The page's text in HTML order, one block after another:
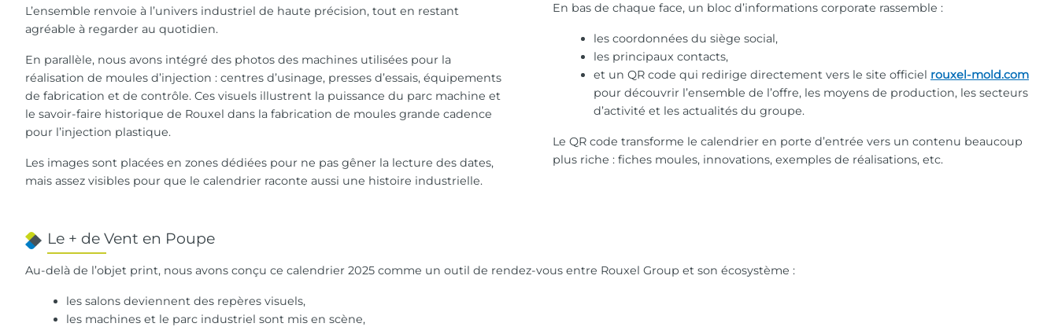
L’ensemble renvoie à l’univers industriel de haute précision, tout en restant
agréable à regarder au quotidien.
En parallèle, nous avons intégré des photos des machines utilisées pour la
réalisation de moules d’injection : centres d’usinage, presses d’essais, équipements
de fabrication et de contrôle. Ces visuels illustrent la puissance du parc machine et
le savoir-faire historique de Rouxel dans la fabrication de moules grande cadence
pour l’injection plastique.
Les images sont placées en zones dédiées pour ne pas gêner la lecture des dates,
mais assez visibles pour que le calendrier raconte aussi une histoire industrielle.
En bas de chaque face, un bloc d’informations corporate rassemble :
les coordonnées du siège social,
les principaux contacts,
et un QR code qui redirige directement vers le site officiel rouxel-mold.com
pour découvrir l’ensemble de l’offre, les moyens de production, les secteurs
d’activité et les actualités du groupe.
Le QR code transforme le calendrier en porte d’entrée vers un contenu beaucoup
plus riche : fiches moules, innovations, exemples de réalisations, etc.
Le + de Vent en Poupe
Au-delà de l’objet print, nous avons conçu ce calendrier 2025 comme un outil de rendez-vous entre Rouxel Group et son écosystème :
les salons deviennent des repères visuels,
les machines et le parc industriel sont mis en scène,